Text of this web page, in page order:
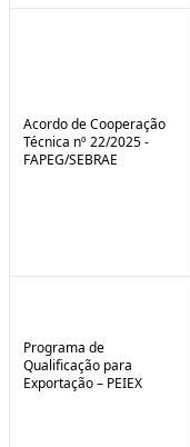
Acordo de Cooperação
Técnica nº 22/2025 -
FAPEG/SEBRAE
Programa de
Qualificação para
Exportação – PEIEX